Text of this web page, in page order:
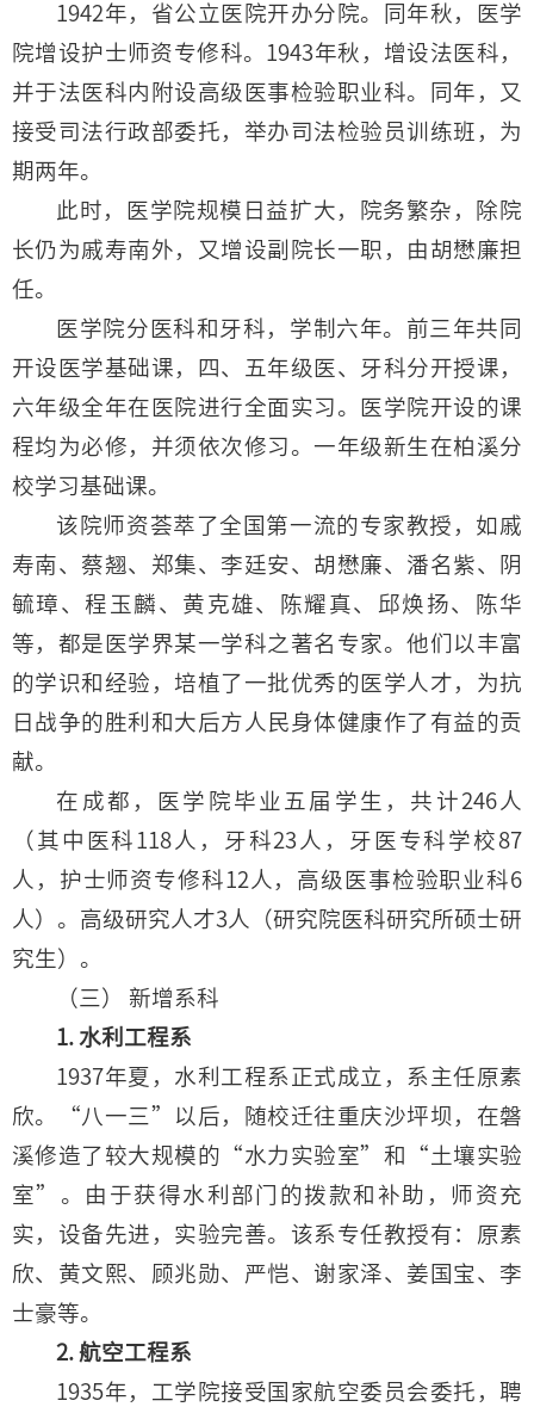
1942年，省公立医院开办分院。同年秋，医学
院增设护士师资专修科。1943年秋，增设法医科，
并于法医科内附设高级医事检验职业科。同年，又
接受司法行政部委托，举办司法检验员训练班，为
期两年。
此时，医学院规模日益扩大，院务繁杂，除院
长仍为戚寿南外，又增设副院长一职，由胡懋廉担
任。
医学院分医科和牙科，学制六年。前三年共同
开设医学基础课，四、五年级医、牙科分开授课，
六年级全年在医院进行全面实习。医学院开设的课
程均为必修，并须依次修习。一年级新生在柏溪分
校学习基础课。
该院师资荟萃了全国第一流的专家教授，如戚
寿南、蔡翘、郑集、李廷安、胡懋廉、潘名紫、阴
毓璋、程玉麟、黄克雄、陈耀真、邱焕扬、陈华
等，都是医学界某一学科之著名专家。他们以丰富
的学识和经验，培植了一批优秀的医学人才，为抗
日战争的胜利和大后方人民身体健康作了有益的贡
献。
在成都，医学院毕业五届学生，共计246人
（其中医科118人，牙科23人，牙医专科学校87
人，护士师资专修科12人，高级医事检验职业科6
人）。高级研究人才3人（研究院医科研究所硕士研
究生）。
（三） 新增系科
1. 水利工程系
1937年夏，水利工程系正式成立，系主任原素
欣。“八一三”以后，随校迁往重庆沙坪坝，在磐
溪修造了较大规模的“水力实验室”和“土壤实验
室”。由于获得水利部门的拨款和补助，师资充
实，设备先进，实验完善。该系专任教授有：原素
欣、黄文熙、顾兆勋、严恺、谢家泽、姜国宝、李
士豪等。
2. 航空工程系
1935年，工学院接受国家航空委员会委托，聘